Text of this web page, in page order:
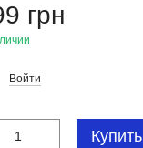
грн
Войти
Купить